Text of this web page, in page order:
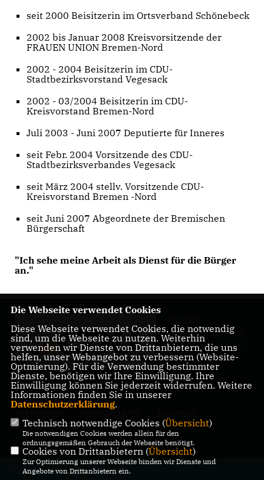
seit 2000 Beisitzerin im Ortsverband Schönebeck
2002 bis Januar 2008 Kreisvorsitzende der
FRAUEN UNION Bremen-Nord
2002 - 2004 Beisitzerin im CDU-
Stadtbezirksvorstand Vegesack
2002 - 03/2004 Beisitzerin im CDU-
Kreisvorstand Bremen-Nord
Juli 2003 - Juni 2007 Deputierte für Inneres
seit Febr. 2004 Vorsitzende des CDU-
Stadtbezirksverbandes Vegesack
seit März 2004 stellv. Vorsitzende CDU-
Kreisvorstand Bremen -Nord
seit Juni 2007 Abgeordnete der Bremischen
Bürgerschaft
"Ich sehe meine Arbeit als Dienst für die Bürger
an."
Willkommen bei der
CDU Bremen-Nord!
MITGLIEDERBEREICH
@2026 CDU Kreisverband Bremen-
Die Webseite verwendet Cookies
Diese Webseite verwendet Cookies, die notwendig
sind, um die Webseite zu nutzen. Weiterhin
verwenden wir Dienste von Drittanbietern, die uns
helfen, unser Webangebot zu verbessern (Website-
Optmierung). Für die Verwendung bestimmter
Dienste, benötigen wir Ihre Einwilligung. Ihre
Einwilligung können Sie jederzeit widerrufen. Weitere
Informationen finden Sie in unserer
Datenschutzerklärung.
Technisch notwendige Cookies (Übersicht)
Die notwendigen Cookies werden allein für den
ordnungsgemäßen Gebrauch der Webseite benötigt.
Cookies von Drittanbietern (Übersicht)
Zur Optimierung unserer Webseite binden wir Dienste und
Angebote von Drittanbietern ein.